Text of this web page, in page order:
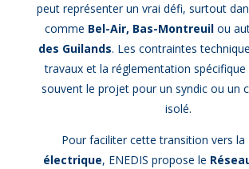
peut représenter un vrai défi, surtout
comme Bel-Air, Bas-Montreuilou
des Guilands. Les contraintes
travaux et la réglementation
souvent le projet pour un syndic ou un
isolé.
Pour faciliter cette transition vers la
électrique, ENEDIS propose le